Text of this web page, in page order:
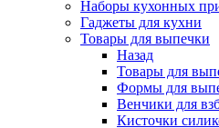
Наборы кухонных
Гаджеты для кухни
Товары для выпечки
Назад
Товары для
Формы для
Венчики для
Кисточки